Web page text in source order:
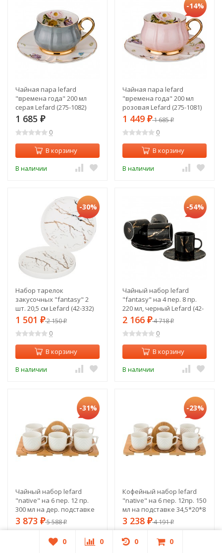
Чайная пара lefard
"времена года" 200 мл
серая Lefard (275-1082)
1 685 ₽
0
В корзину
В наличии
-14%
Чайная пара lefard
"времена года" 200 мл
розовая Lefard (275-1081)
1 449 ₽1 685₽
0
В корзину
В наличии
-30%
Набор тарелок
закусочных "fantasy" 2
шт. 20,5 см Lefard (42-332)
1 501 ₽2 150₽
0
В корзину
В наличии
-54%
Чайный набор lefard
"fantasy" на 4 пер. 8 пр.
220 мл, черный Lefard (42-
327)
2 166 ₽4 718₽
0
В корзину
В наличии
-31%
Чайный набор lefard
"native" на 6 пер. 12 пр.
300 мл на дер. подставке
Lefard (587-138)
3 873 ₽5 588₽
-23%
Кофейный набор lefard
"native" на 6 пер. 12пр. 150
мл на подставке 34,5*20*8
см Lefard (587-137)
3 238 ₽4 191₽
0 0 0 0